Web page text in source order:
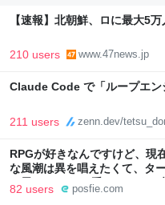
【速報】北朝鮮、ロに最大5
210 users www.47news.jp
Claude Code で「ループエン
211 users zenn.dev/
RPGが好きなんですけど、現
な風潮は異を唱えたくて、タ
と思ってます 一手をじっくり
るのがターン制の良さじゃな
82 users posfie.com